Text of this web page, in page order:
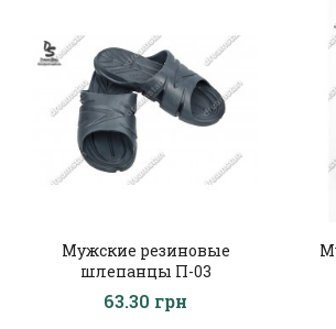
Мужские резиновые
шлепанцы П-03
63.30 грн